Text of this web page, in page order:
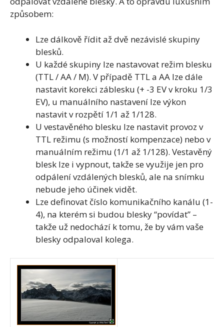
způsobem:
Lze dálkově řídit až dvě nezávislé skupiny
blesků.
U každé skupiny lze nastavovat režim blesku
(TTL / AA / M). V případě TTL a AA lze dále
nastavit korekci záblesku (+ -3 EV v kroku 1/3
EV), u manuálního nastavení lze výkon
nastavit v rozpětí 1/1 až 1/128.
U vestavěného blesku lze nastavit provoz v
TTL režimu (s možností kompenzace) nebo v
manuálním režimu (1/1 až 1/128). Vestavěný
blesk lze i vypnout, takže se využije jen pro
odpálení vzdálených blesků, ale na snímku
nebude jeho účinek vidět.
Lze definovat číslo komunikačního kanálu (1-
4), na kterém si budou blesky “povídat” –
takže už nedochází k tomu, že by vám vaše
blesky odpaloval kolega.